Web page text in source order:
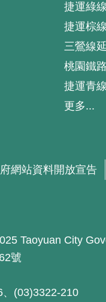
捷運綠
捷運棕線
三鶯線
桃園鐵
捷運青線
更多...
網站資料開放宣告
Taoyuan City
號
(03)3322-210